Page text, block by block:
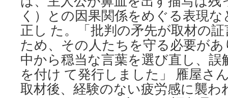
新
聞
く）との因果関係をめぐる表現
正し た。「批判の矛先が取材の
ため、その人たちを守る必要が
中から穏当な言葉を選び直し、
を付け て発行しました」 雁屋さ
取材後、経験のない疲労感に襲わ